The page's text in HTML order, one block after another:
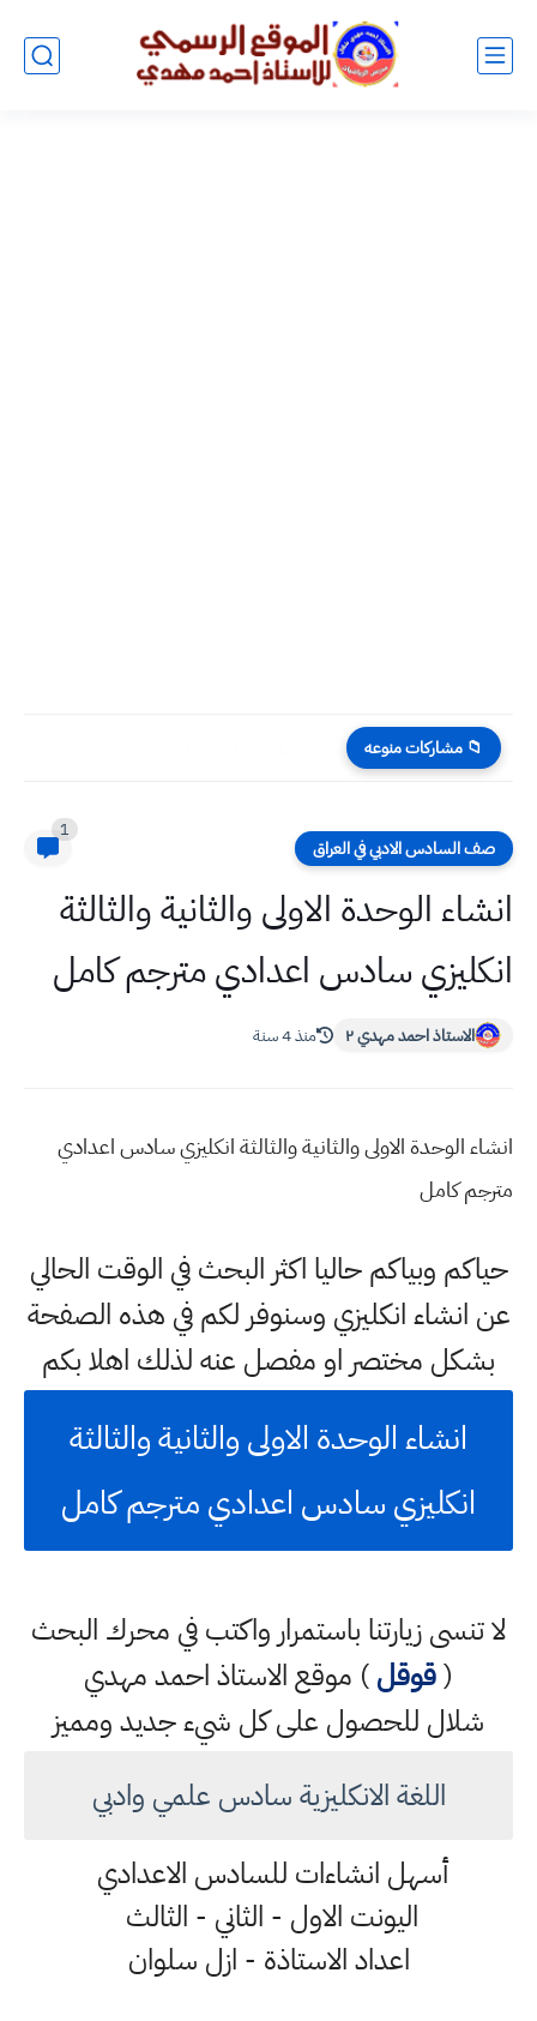
📁 مشاركات منوعه
صف السادس الادبي في العراق
1
انشاء الوحدة الاولى والثانية والثالثة
انكليزي سادس اعدادي مترجم كامل
الاستاذ احمد مهدي ٢ منذ 4 سنة
انشاء الوحدة الاولى والثانية والثالثة انكليزي سادس اعدادي
مترجم كامل
حياكم وبياكم حاليا اكثر البحث في الوقت الحالي
عن انشاء انكليزي وسنوفر لكم في هذه الصفحة
بشكل مختصر او مفصل عنه لذلك اهلا بكم
انشاء الوحدة الاولى والثانية والثالثة
انكليزي سادس اعدادي مترجم كامل
لا تنسى زيارتنا باستمرار واكتب في محرك البحث
(قوقل) موقع الاستاذ احمد مهدي
شلال للحصول على كل شيء جديد ومميز
اللغة الانكليزية سادس علمي وادبي
أسهل انشاءات للسادس الاعدادي
اليونت الاول - الثاني - الثالث
اعداد الاستاذة - ازل سلوان